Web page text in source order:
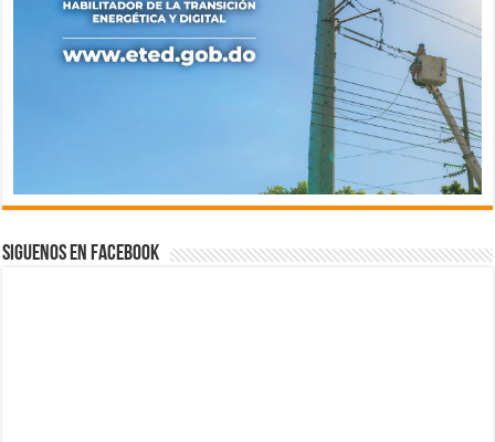
Siguenos en Facebook